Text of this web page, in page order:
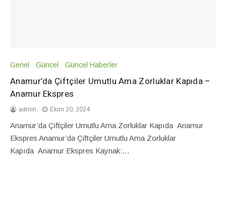
Genel Güncel Güncel Haberler
Anamur’da Çiftçiler Umutlu Ama Zorluklar Kapıda –
Anamur Ekspres
admin Ekim 20, 2024
Anamur’da Çiftçiler Umutlu Ama Zorluklar Kapıda Anamur
Ekspres Anamur’da Çiftçiler Umutlu Ama Zorluklar
Kapıda Anamur Ekspres Kaynak:…